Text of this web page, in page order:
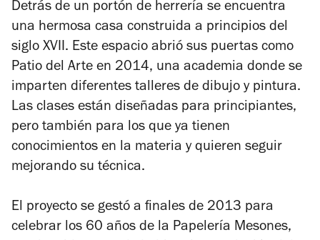
Detrás de un portón de herrería se encuentra
una hermosa casa construida a principios del
siglo XVII. Este espacio abrió sus puertas como
Patio del Arte en 2014, una academia donde se
imparten diferentes talleres de dibujo y pintura.
Las clases están diseñadas para principiantes,
pero también para los que ya tienen
conocimientos en la materia y quieren seguir
mejorando su técnica.
El proyecto se gestó a finales de 2013 para
celebrar los 60 años de la Papelería Mesones,